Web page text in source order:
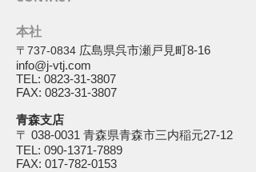
本社
〒737-0834 広島県呉市瀬戸見町8-16
info@j-vtj.com
TEL: 0823-31-3807
FAX: 0823-31-3807
青森支店
〒 038-0031 青森県青森市三内稲元27-12
TEL: 090-1371-7889
FAX: 017-782-0153